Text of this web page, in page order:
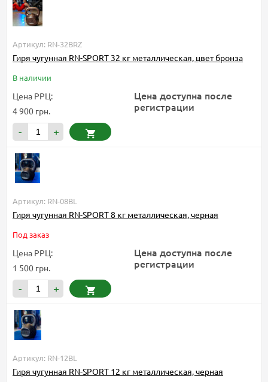
Артикул: RN-32BRZ
Гиря чугунная RN-SPORT 32 кг металлическая, цвет бронза
В наличии
Цена РРЦ:
4 900 грн.
Цена доступна после
регистрации
- +
Артикул: RN-08BL
Гиря чугунная RN-SPORT 8 кг металлическая, черная
Под заказ
Цена РРЦ:
1 500 грн.
Цена доступна после
регистрации
- +
Артикул: RN-12BL
Гиря чугунная RN-SPORT 12 кг металлическая, черная